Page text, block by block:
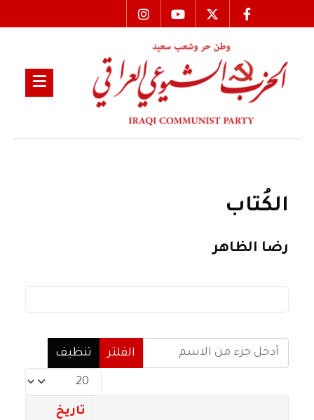
الكُتاب
رضا الظاهر
أدخل جزء من الاسم
الفلتر
تنظيف
عدد الإظهارات:
تاريخ